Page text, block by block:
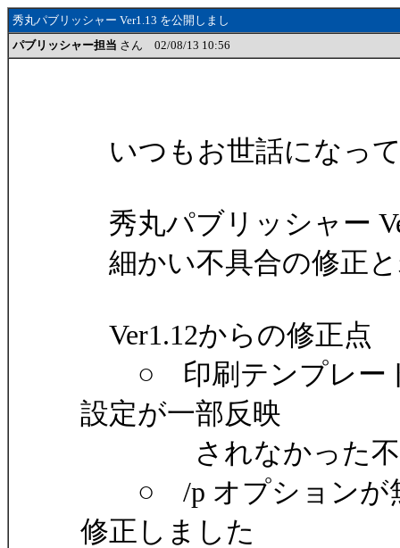
秀丸パブリッシャー Ver1.13 を公開しまし
パブリッシャー担当 さん 02/08/13 10:56
いつもお世話になっ
秀丸パブリッシャー
細かい不具合の修正
Ver1.12からの修正点
○ 印刷テンプレート
設定が一部反映
されなかった不具
○ /p オプションが無
修正しました